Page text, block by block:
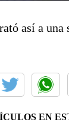
así a una
EN